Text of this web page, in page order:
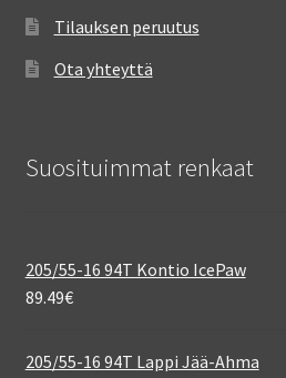
Tilauksen peruutus
Ota yhteyttä
Suosituimmat renkaat
205/55-16 94T Kontio IcePaw
89.49€
205/55-16 94T Lappi Jää-Ahma